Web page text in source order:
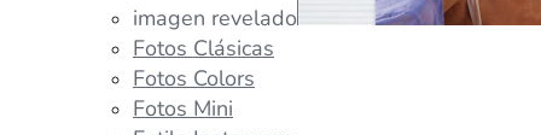
imagen revelado
Fotos Clásicas
Fotos Colors
Fotos Mini